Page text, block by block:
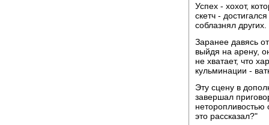
Успех - хохот,
скетч -
соблазнял других.
Заранее давясь
выйдя на арену,
не хватает, что
кульминации -
Эту сцену в
завершал
это рассказал?"